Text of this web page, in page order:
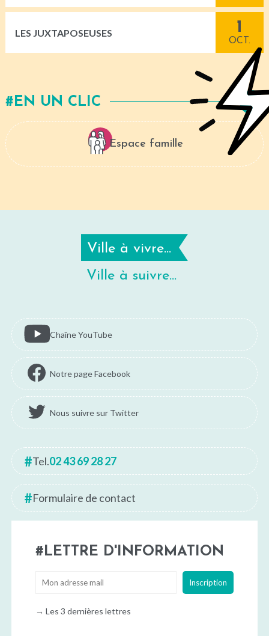
LES JUXTAPOSEUSES 1
OCT.
EN UN CLIC
Espace famille
Ville à vivre...
Ville à suivre...
Chaîne YouTube
Notre page Facebook
Nous suivre sur Twitter
Tel.02 43 69 28 27
Formulaire de contact
LETTRE D'INFORMATION
→ Les 3 dernières lettres